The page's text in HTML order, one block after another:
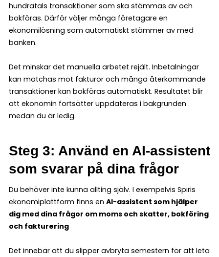
hundratals transaktioner som ska stämmas av och
bokföras. Därför väljer många företagare en
ekonomilösning som automatiskt stämmer av med
banken.
Det minskar det manuella arbetet rejält. Inbetalningar
kan matchas mot fakturor och många återkommande
transaktioner kan bokföras automatiskt. Resultatet blir
att ekonomin fortsätter uppdateras i bakgrunden
medan du är ledig.
Steg 3: Använd en AI-assistent
som svarar på dina frågor
Du behöver inte kunna allting själv. I exempelvis Spiris
ekonomiplattform finns en AI-assistent som hjälper
dig med dina frågor om moms och skatter, bokföring
och fakturering
Det innebär att du slipper avbryta semestern för att leta